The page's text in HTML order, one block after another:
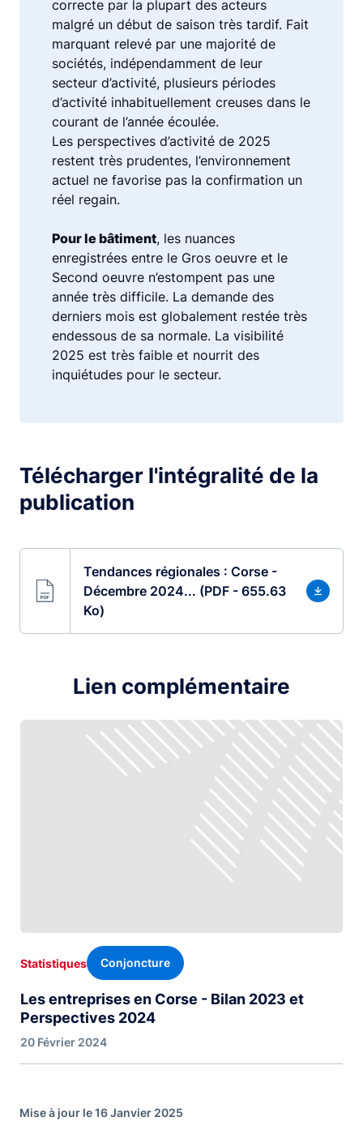
correcte par la plupart des acteurs
malgré un début de saison très tardif. Fait
marquant relevé par une majorité de
sociétés, indépendamment de leur
secteur d’activité, plusieurs périodes
d’activité inhabituellement creuses dans le
courant de l’année écoulée.
Les perspectives d’activité de 2025
restent très prudentes, l’environnement
actuel ne favorise pas la confirmation un
réel regain.
Pour le bâtiment, les nuances
enregistrées entre le Gros oeuvre et le
Second oeuvre n’estompent pas une
année très difficile. La demande des
derniers mois est globalement restée très
endessous de sa normale. La visibilité
2025 est très faible et nourrit des
inquiétudes pour le secteur.
Télécharger l'intégralité de la
publication
Tendances régionales : Corse -
Décembre 2024... (PDF - 655.63
Ko)
Lien complémentaire
Les entreprises en Corse - Bilan 2023 et
Perspectives 2024
Statistiques Conjoncture
20 Février 2024
Mise à jour le 16 Janvier 2025